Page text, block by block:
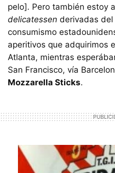
pelo]. Pero también estoy
delicatessen derivadas
consumismo
aperitivos que adquirimos
Atlanta, mientras
San Francisco, vía
Mozzarella Sticks.